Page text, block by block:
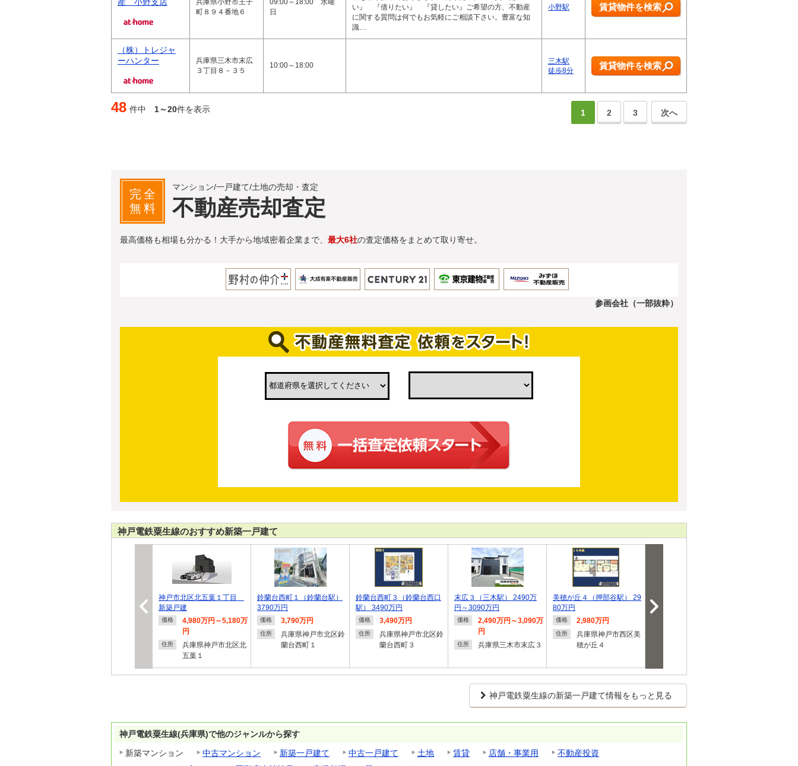
兵庫県小野市王子
町８９４番地６
09:00～18:00 水曜
日
い』 『借りたい』 『貸したい』ご希望の方、不動産
に関する質問は何でもお気軽にご相談下さい。豊富な知
識…
小野駅 賃貸物件を検索
（株）トレジャ
ーハンター
兵庫県三木市末広
３丁目８－３５
10:00～18:00
三木駅
徒歩8分
賃貸物件を検索
48 件中 1～20件を表示 1 2 3 次へ
完全
無料
マンション/一戸建て/土地の売却・査定
不動産売却査定
最高価格も相場も分かる！大手から地域密着企業まで、 最大6社の査定価格をまとめて取り寄せ。
参画会社（一部抜粋）
神戸電鉄粟生線のおすすめ新築一戸建て
神戸市北区北五葉１丁目
新築戸建
価格
4,980万円～5,180万
円
住所
兵庫県神戸市北区北
五葉１
鈴蘭台西町１（鈴蘭台駅）
3790万円
価格 3,790万円
住所
兵庫県神戸市北区鈴
蘭台西町１
鈴蘭台西町３（鈴蘭台西口
駅） 3490万円
価格 3,490万円
住所
兵庫県神戸市北区鈴
蘭台西町３
末広３（三木駅） 2490万
円～3090万円
価格
2,490万円～3,090万
円
住所 兵庫県三木市末広３
美穂が丘４（押部谷駅） 29
80万円
価格 2,980万円
住所
兵庫県神戸市西区美
穂が丘４
万円
神戸電鉄粟生線の新築一戸建て情報をもっと見る
神戸電鉄粟生線(兵庫県)で他のジャンルから探す
新築マンション
中古マンション 新築一戸建て 中古一戸建て 土地 賃貸 店舗・事業用
不動産投資